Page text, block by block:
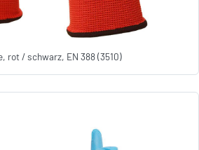
rot / schwarz, EN 388 (3510)